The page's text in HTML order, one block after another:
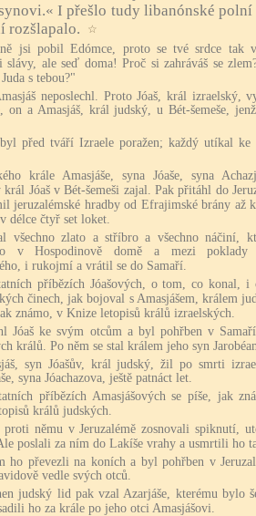
I přešlo tudy libanónské
rozšlapalo.
☆
jsi pobil Edómce, proto se tvé srdce tak
slávy, ale seď doma! Proč si zahráváš se
s tebou?"
neposlechl. Proto Jóaš, král izraelský,
on a Amasjáš, král judský, u Bét-šemeše,
před tváří Izraele poražen; každý utíkal ke
krále Amasjáše, syna Jóaše, syna
král Jóaš v Bét-šemeši zajal. Pak přitáhl do
jeruzalémské hradby od Efrajimské brány až
délce čtyř set loket.
všechno zlato a stříbro a všechno náčiní,
v Hospodinově domě a mezi poklady
i rukojmí a vrátil se do Samaří.
příbězích Jóašových, o tom, co konal, i
činech, jak bojoval s Amasjášem, králem
známo, v Knize letopisů králů izraelských.
Jóaš ke svým otcům a byl pohřben v
králů. Po něm se stal králem jeho syn
syn Jóašův, král judský, žil po smrti
syna Jóachazova, ještě patnáct let.
příbězích Amasjášových se píše, jak
králů judských.
proti němu v Jeruzalémě zosnovali spiknutí,
poslali za ním do Lakíše vrahy a usmrtili ho
ho převezli na koních a byl pohřben v
vedle svých otců.
judský lid pak vzal Azarjáše, kterému bylo
ho za krále po jeho otci Amasjášovi.